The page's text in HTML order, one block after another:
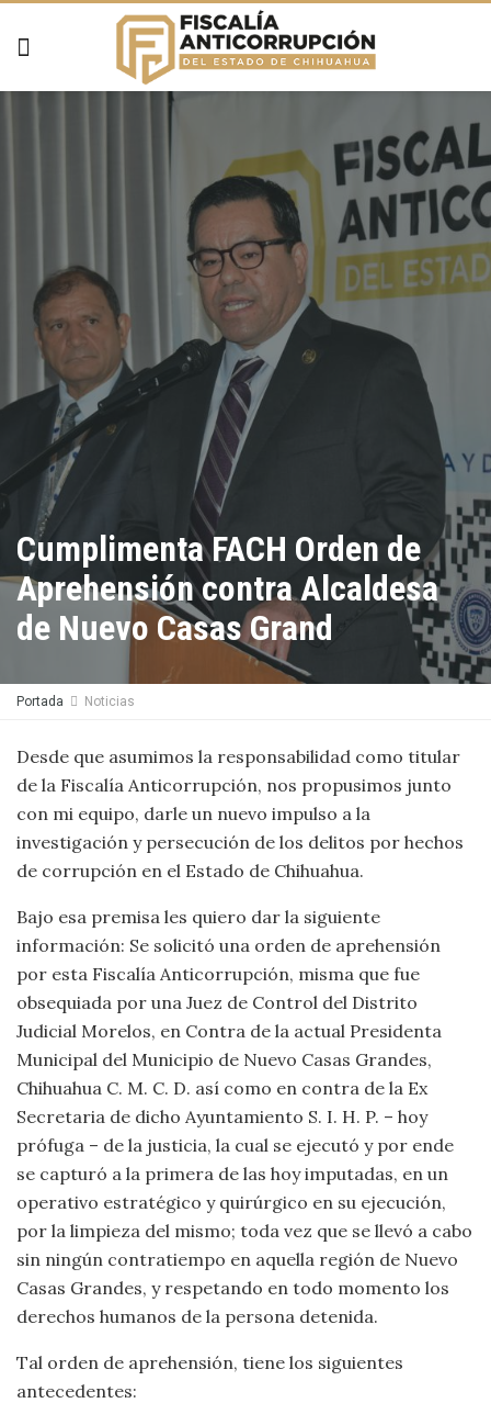
Cumplimenta FACH Orden de
Aprehensión contra Alcaldesa
de Nuevo Casas Grand
Portada Noticias
Desde que asumimos la responsabilidad como titular
de la Fiscalía Anticorrupción, nos propusimos junto
con mi equipo, darle un nuevo impulso a la
investigación y persecución de los delitos por hechos
de corrupción en el Estado de Chihuahua.
Bajo esa premisa les quiero dar la siguiente
información: Se solicitó una orden de aprehensión
por esta Fiscalía Anticorrupción, misma que fue
obsequiada por una Juez de Control del Distrito
Judicial Morelos, en Contra de la actual Presidenta
Municipal del Municipio de Nuevo Casas Grandes,
Chihuahua C. M. C. D. así como en contra de la Ex
Secretaria de dicho Ayuntamiento S. I. H. P. – hoy
prófuga – de la justicia, la cual se ejecutó y por ende
se capturó a la primera de las hoy imputadas, en un
operativo estratégico y quirúrgico en su ejecución,
por la limpieza del mismo; toda vez que se llevó a cabo
sin ningún contratiempo en aquella región de Nuevo
Casas Grandes, y respetando en todo momento los
derechos humanos de la persona detenida.
Tal orden de aprehensión, tiene los siguientes
antecedentes: